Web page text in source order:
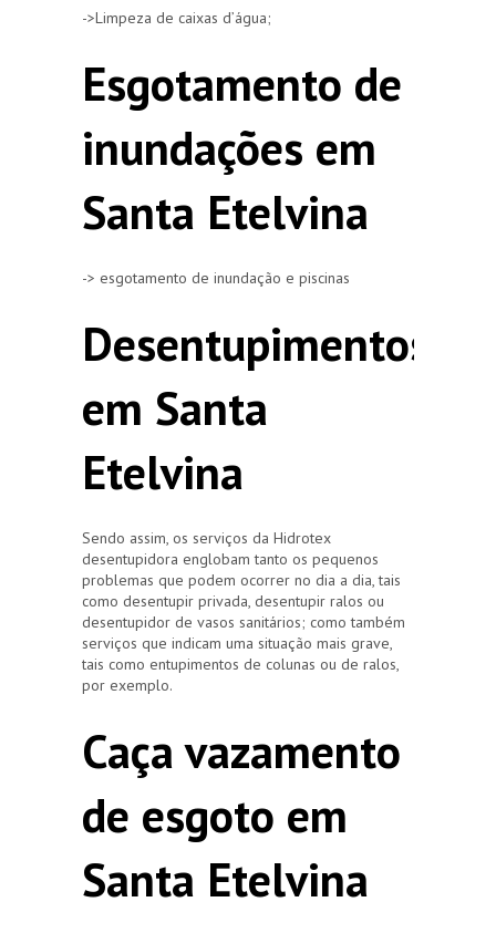
->Limpeza de caixas d’água;
Esgotamento de
inundações em
Santa Etelvina
-> esgotamento de inundação e piscinas
Desentupimentos
em Santa
Etelvina
Sendo assim, os serviços da Hidrotex
desentupidora englobam tanto os pequenos
problemas que podem ocorrer no dia a dia, tais
como desentupir privada, desentupir ralos ou
desentupidor de vasos sanitários; como também
serviços que indicam uma situação mais grave,
tais como entupimentos de colunas ou de ralos,
por exemplo.
Caça vazamento
de esgoto em
Santa Etelvina